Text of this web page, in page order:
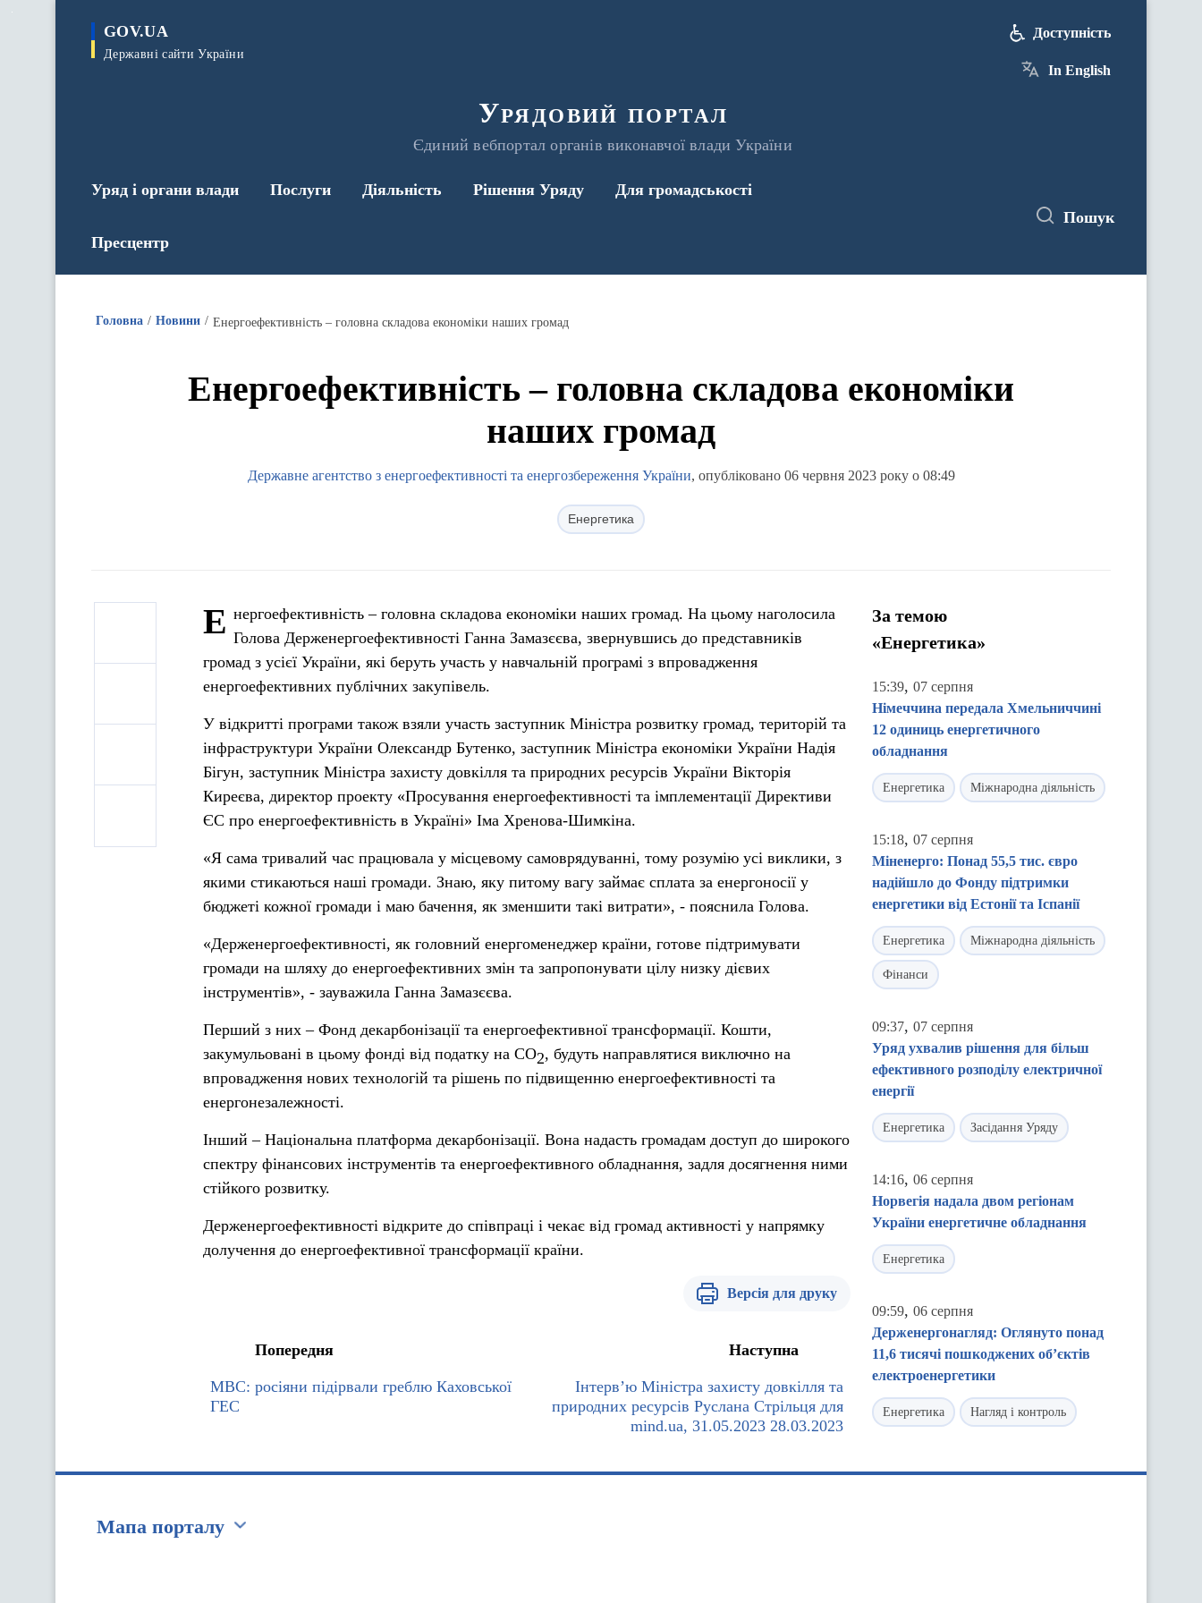
GOV.UA
Державні сайти України
Урядовий портал
Єдиний вебпортал органів виконавчої влади України
Доступність
In English
Уряд і органи влади Послуги Діяльність Рішення Уряду Для громадськості
Пресцентр
Пошук
Головна Новини Енергоефективність – головна складова економіки наших громад
Енергоефективність – головна складова економіки
наших громад
Державне агентство з енергоефективності та енергозбереження України, опубліковано 06 червня 2023 року о 08:49
Енергетика
Е нергоефективність – головна складова економіки наших громад. На цьому наголосила
Голова Держенергоефективності Ганна Замазєєва, звернувшись до представників
громад з усієї України, які беруть участь у навчальній програмі з впровадження
енергоефективних публічних закупівель.
У відкритті програми також взяли участь заступник Міністра розвитку громад, територій та
інфраструктури України Олександр Бутенко, заступник Міністра економіки України Надія
Бігун, заступник Міністра захисту довкілля та природних ресурсів України Вікторія
Киреєва, директор проекту «Просування енергоефективності та імплементації Директиви
ЄС про енергоефективність в Україні» Іма Хренова-Шимкіна.
«Я сама тривалий час працювала у місцевому самоврядуванні, тому розумію усі виклики, з
якими стикаються наші громади. Знаю, яку питому вагу займає сплата за енергоносії у
бюджеті кожної громади і маю бачення, як зменшити такі витрати», - пояснила Голова.
«Держенергоефективності, як головний енергоменеджер країни, готове підтримувати
громади на шляху до енергоефективних змін та запропонувати цілу низку дієвих
інструментів», - зауважила Ганна Замазєєва.
Перший з них – Фонд декарбонізації та енергоефективної трансформації. Кошти,
закумульовані в цьому фонді від податку на СО2, будуть направлятися виключно на
впровадження нових технологій та рішень по підвищенню енергоефективності та
енергонезалежності.
Інший – Національна платформа декарбонізації. Вона надасть громадам доступ до широкого
спектру фінансових інструментів та енергоефективного обладнання, задля досягнення ними
стійкого розвитку.
Держенергоефективності відкрите до співпраці і чекає від громад активності у напрямку
долучення до енергоефективної трансформації країни.
Версія для друку
Попередня
МВС: росіяни підірвали греблю Каховської
ГЕС
Наступна
Інтерв’ю Міністра захисту довкілля та
природних ресурсів Руслана Стрільця для
mind.ua, 31.05.2023 28.03.2023
За темою
«Енергетика»
15:39, 07 серпня
Німеччина передала Хмельниччині
12 одиниць енергетичного
обладнання
Енергетика Міжнародна діяльність
15:18, 07 серпня
Міненерго: Понад 55,5 тис. євро
надійшло до Фонду підтримки
енергетики від Естонії та Іспанії
Енергетика Міжнародна діяльність
Фінанси
09:37, 07 серпня
Уряд ухвалив рішення для більш
ефективного розподілу електричної
енергії
Енергетика Засідання Уряду
14:16, 06 серпня
Норвегія надала двом регіонам
України енергетичне обладнання
Енергетика
09:59, 06 серпня
Держенергонагляд: Оглянуто понад
11,6 тисячі пошкоджених об’єктів
електроенергетики
Енергетика Нагляд і контроль
Мапа порталу